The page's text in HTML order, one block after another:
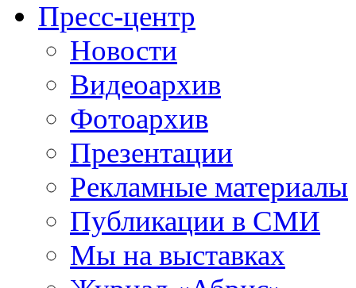
Пресс-центр
Новости
Видеоархив
Фотоархив
Презентации
Рекламные материалы
Публикации в СМИ
Мы на выставках